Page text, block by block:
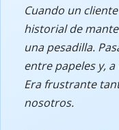
Cuando un
historial de
una pesadilla.
entre papeles y,
Era frustrante
nosotros.